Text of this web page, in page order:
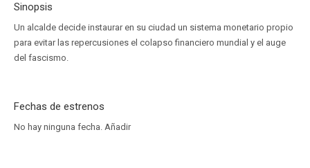
Sinopsis
Un alcalde decide instaurar en su ciudad un sistema monetario propio
para evitar las repercusiones el colapso financiero mundial y el auge
del fascismo.
Fechas de estrenos
No hay ninguna fecha. Añadir